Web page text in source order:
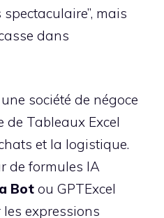
spectaculaire”, mais
dans
société de négoce
de Tableaux Excel
et la logistique.
de formules IA
Bot ou GPTExcel
les expressions